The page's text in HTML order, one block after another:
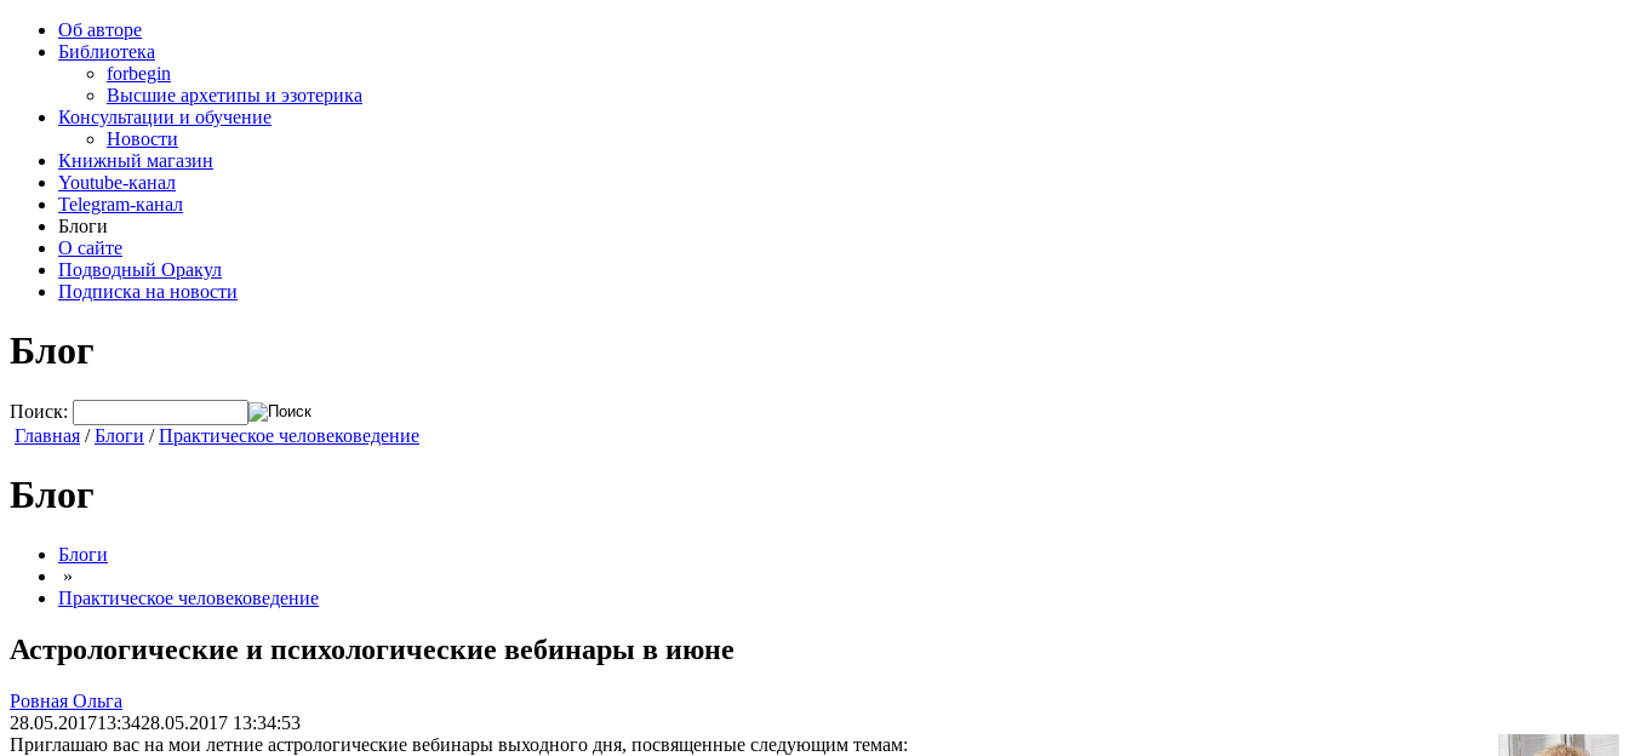
Об авторе
Библиотека
forbegin
Высшие архетипы и эзотерика
Консультации и обучение
Новости
Книжный магазин
Youtube-канал
Telegram-канал
Блоги
О сайте
Подводный Оракул
Подписка на новости
Блог
Поиск:
Главная /Блоги /Практическое человековедение
Блог
Блоги
»
Практическое человековедение
Астрологические и психологические вебинары в июне
Ровная Ольга
28.05.201713:3428.05.2017 13:34:53
Приглашаю вас на мои летние астрологические вебинары выходного дня, посвященные следующим темам: